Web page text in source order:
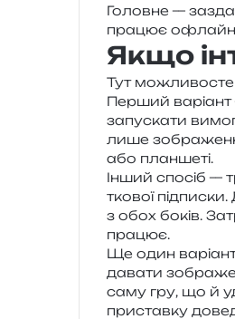
Головне —
пра­цює
Якщо
Тут
Перший варі­ант
запу­ска­ти
лише
або планшеті.
Інший спо­сіб —
тко­вої
з обох боків.
працює.
Ще один
да­ва­ти
саму гру, що й
при­став­ку